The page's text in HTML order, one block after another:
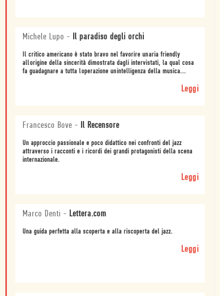
Michele Lupo - Il paradiso degli orchi
Il critico americano è stato bravo nel favorire unaria friendly
allorigine della sincerità dimostrata dagli intervistati, la qual cosa
fa guadagnare a tutta loperazione unintelligenza della musica...
Leggi
Francesco Bove - Il Recensore
Un approccio passionale e poco didattico nei confronti del jazz
attraverso i racconti e i ricordi dei grandi protagonisti della scena
internazionale.
Leggi
Marco Denti - Lettera.com
Una guida perfetta alla scoperta e alla riscoperta del jazz.
Leggi